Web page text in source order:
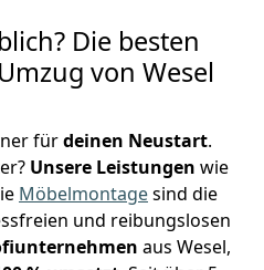
Die besten
von Wesel
fürdeinen Neustart.
Unsere Leistungen wie
Möbelmontagesind die
und reibungslosen
aus Wesel,